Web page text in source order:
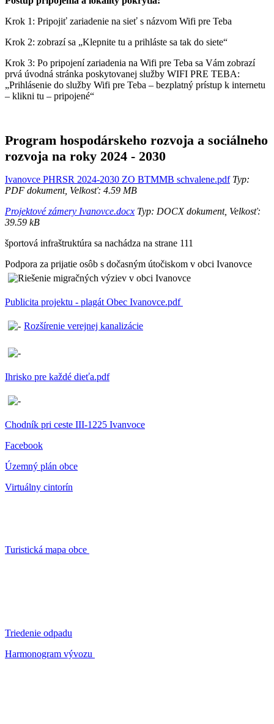
Krok 1: Pripojiť zariadenie na sieť s názvom Wifi pre Teba
Krok 2: zobrazí sa „Klepnite tu a prihláste sa tak do siete“
Krok 3: Po pripojení zariadenia na Wifi pre Teba sa Vám zobrazí
prvá úvodná stránka poskytovanej služby WIFI PRE TEBA:
„Prihlásenie do služby Wifi pre Teba – bezplatný prístup k internetu
– klikni tu – pripojené“
Program hospodárskeho rozvoja a sociálneho
rozvoja na roky 2024 - 2030
Ivanovce PHRSR 2024-2030 ZO BTMMB schvalene.pdfTyp:
PDF dokument, Velkosť: 4.59 MB
Projektové zámery Ivanovce.docx Typ: DOCX dokument, Velkosť:
39.59 kB
športová infraštruktúra sa nachádza na strane 111
Podpora za prijatie osôb s dočasným útočiskom v obci Ivanovce
Publicita projektu - plagát Obec Ivanovce.pdf
Rozšírenie verejnej kanalizácie
Ihrisko pre každé dieťa.pdf
Chodník pri ceste III-1225 Ivanvoce
Facebook
Územný plán obce
Virtuálny cintorín
Turistická mapa obce
Triedenie odpadu
Harmonogram vývozu